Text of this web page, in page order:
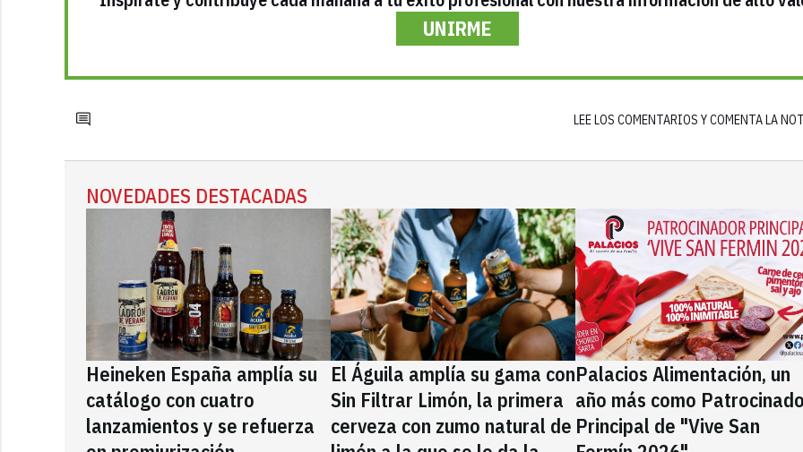
UNIRME
LEE LOS COMENTARIOS Y COMENTA LA
NOVEDADES DESTACADAS
Heineken España amplía su
catálogo con cuatro
lanzamientos y se refuerza
El Águila amplía su gama con
Sin Filtrar Limón, la primera
cerveza con zumo natural de
Palacios Alimentación, un
año más como
Principal de "Vive San